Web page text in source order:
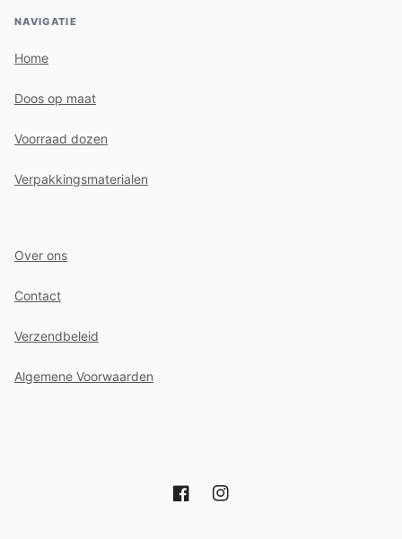
NAVIGATIE
Home
Doos op maat
Voorraad dozen
Verpakkingsmaterialen
Over ons
Contact
Verzendbeleid
Algemene Voorwaarden
FacebookInstagram